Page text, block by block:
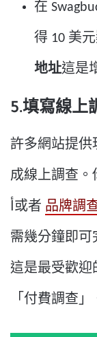
在
得 10 美
地址這是
5.填寫線上
許多網站提供
成線上調查。
أ或者 品牌調
需幾分鐘即可
這是最受歡迎
「付費調查」